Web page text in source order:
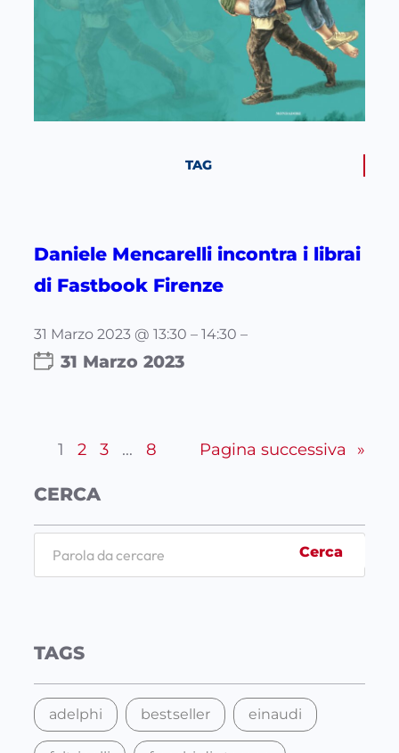
TAG
Daniele Mencarelli incontra i librai
di Fastbook Firenze
31 Marzo 2023 @ 13:30 – 14:30 –
31 Marzo 2023
1 2 3 … 8 Pagina successiva »
CERCA
c
Cerca
TAGS
adelphi bestseller einaudi